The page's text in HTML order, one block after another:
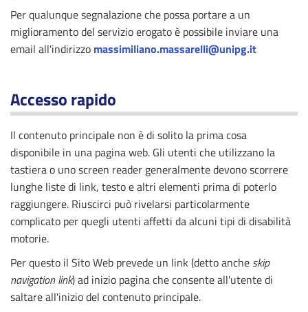
Per qualunque segnalazione che possa portare a un
miglioramento del servizio erogato è possibile inviare una
email all'indirizzo massimiliano.massarelli@unipg.it
Accesso rapido
Il contenuto principale non è di solito la prima cosa
disponibile in una pagina web. Gli utenti che utilizzano la
tastiera o uno screen reader generalmente devono scorrere
lunghe liste di link, testo e altri elementi prima di poterlo
raggiungere. Riuscirci può rivelarsi particolarmente
complicato per quegli utenti affetti da alcuni tipi di disabilità
motorie.
Per questo il Sito Web prevede un link (detto anche skip
navigation link) ad inizio pagina che consente all'utente di
saltare all'inizio del contenuto principale.